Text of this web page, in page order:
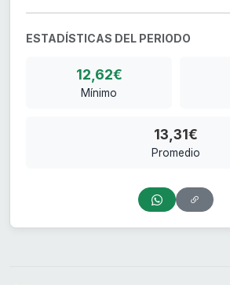
ESTADÍSTICAS DEL PERIODO
12,62€
Mínimo
13,31€
Promedio